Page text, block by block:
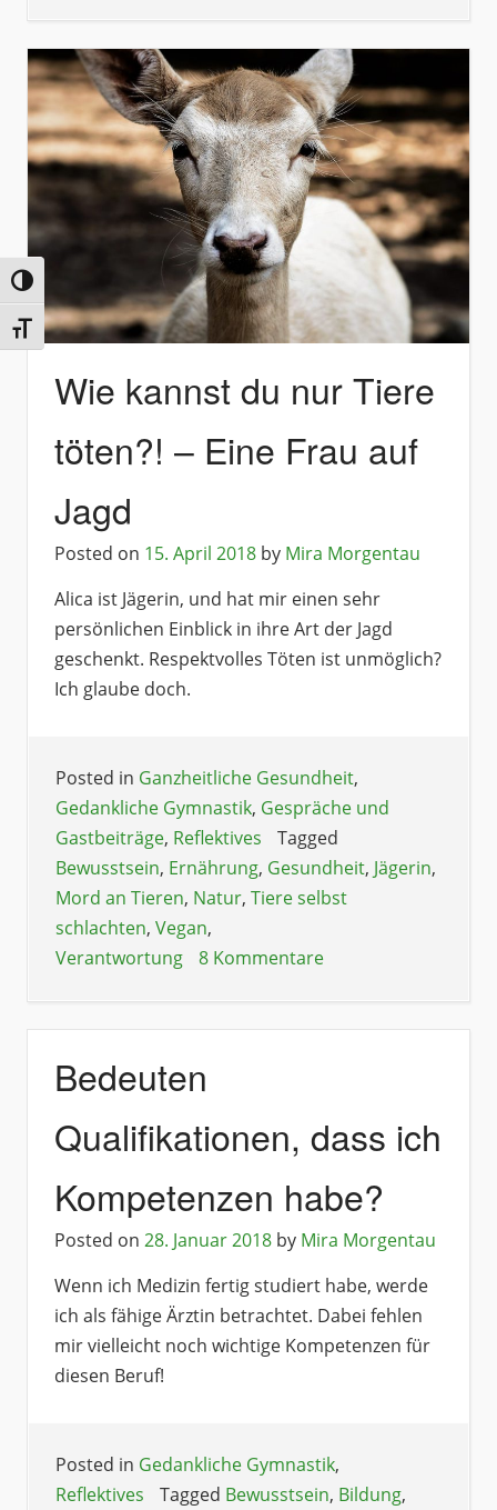
Umschalten auf hohe Kontraste
Schrift vergrößern
Wie kannst du nur Tiere
töten?! – Eine Frau auf
Jagd
Posted on 15. April 2018 by Mira Morgentau
Alica ist Jägerin, und hat mir einen sehr
persönlichen Einblick in ihre Art der Jagd
geschenkt. Respektvolles Töten ist unmöglich?
Ich glaube doch.
Posted in Ganzheitliche Gesundheit,
Gedankliche Gymnastik, Gespräche und
Gastbeiträge, Reflektives
Tagged
Bewusstsein, Ernährung, Gesundheit, Jägerin,
Mord an Tieren, Natur, Tiere selbst
schlachten, Vegan,
Verantwortung
8 Kommentare
Bedeuten
Qualifikationen, dass ich
Kompetenzen habe?
Posted on 28. Januar 2018 by Mira Morgentau
Wenn ich Medizin fertig studiert habe, werde
ich als fähige Ärztin betrachtet. Dabei fehlen
mir vielleicht noch wichtige Kompetenzen für
diesen Beruf!
Posted in Gedankliche Gymnastik,
Reflektives
Tagged Bewusstsein, Bildung,